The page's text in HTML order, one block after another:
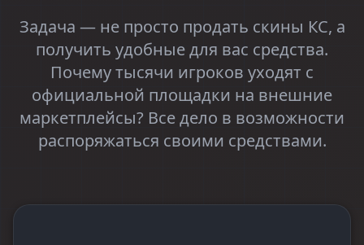
Задача — не просто продать скины КС, а
получить удобные для вас средства.
Почему тысячи игроков уходят с
официальной площадки на внешние
маркетплейсы? Все дело в возможности
распоряжаться своими средствами.